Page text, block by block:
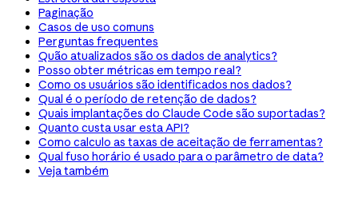
Paginação
Casos de uso comuns
Perguntas frequentes
Quão atualizados são os dados de analytics?
Posso obter métricas em tempo real?
Como os usuários são identificados nos dados?
Qual é o período de retenção de dados?
Quais implantações do Claude Code são suportadas?
Quanto custa usar esta API?
Como calculo as taxas de aceitação de ferramentas?
Qual fuso horário é usado para o parâmetro de data?
Veja também